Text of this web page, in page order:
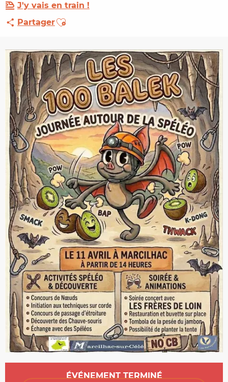
J'y vais en train !
PartagerAjouter aux favoris
Ouverture et coordonnées
ÉVÉNEMENT TERMINÉ